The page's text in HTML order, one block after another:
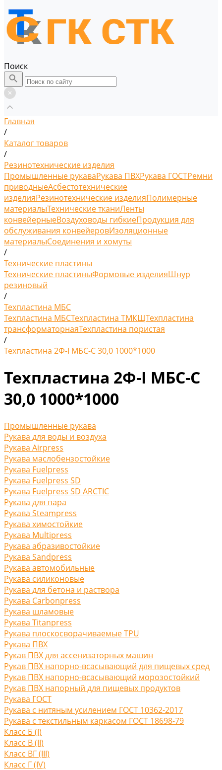
Поиск
Главная
/
Каталог товаров
/
Резинотехнические изделия
Промышленные рукаваРукава ПВХРукава ГОСТРемни
приводныеАсбестотехнические
изделияРезинотехнические изделияПолимерные
материалыТехнические тканиЛенты
конвейерныеВоздуховоды гибкиеПродукция для
обслуживания конвейеровИзоляционные
материалыСоединения и хомуты
/
Технические пластины
Технические пластиныФормовые изделияШнур
резиновый
/
Техпластина МБС
Техпластина МБСТехпластина ТМКЩТехпластина
трансформаторнаяТехпластина пористая
/
Техпластина 2Ф-I МБС-С 30,0 1000*1000
Техпластина 2Ф-I МБС-С
30,0 1000*1000
Промышленные рукава
Рукава для воды и воздуха
Рукава Airpress
Рукава маслобензостойкие
Рукава Fuelpress
Рукава Fuelpress SD
Рукава Fuelpress SD ARCTIC
Рукава для пара
Рукава Steampress
Рукава химостойкие
Рукава Multipress
Рукава абразивостойкие
Рукава Sandpress
Рукава автомобильные
Рукава силиконовые
Рукава для бетона и раствора
Рукава Carbonpress
Рукава шламовые
Рукава Titanpress
Рукава плоскосворачиваемые TPU
Рукава ПВХ
Рукав ПВХ для ассенизаторных машин
Рукав ПВХ напорно-всасывающий для пищевых сред
Рукав ПВХ напорно-всасывающий морозостойкий
Рукав ПВХ напорный для пищевых продуктов
Рукава ГОСТ
Рукава с нитяным усилением ГОСТ 10362-2017
Рукава с текстильным каркасом ГОСТ 18698-79
Класс Б (I)
Класс В (II)
Класс ВГ (III)
Класс Г (IV)